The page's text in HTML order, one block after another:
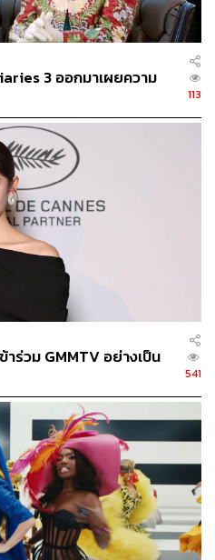
3 ออกมาเผยความ
113
วม GMMTV อย่างเป็น
541